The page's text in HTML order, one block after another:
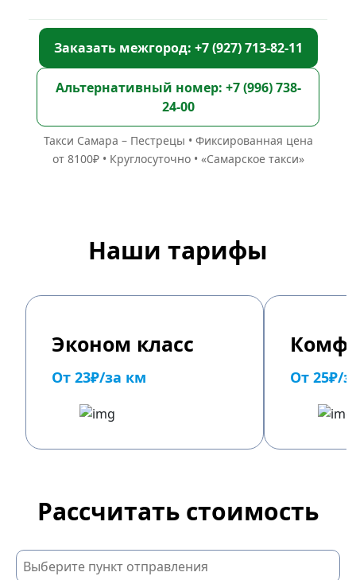
Заказать межгород: +7 (927) 713-82-11
Альтернативный номер: +7 (996) 738-
24-00
Такси Самара – Пестрецы • Фиксированная цена
от 8100₽ • Круглосуточно • «Самарское такси»
Наши тарифы
Эконом класс
От 23₽/за км От 25₽/
Рассчитать стоимость